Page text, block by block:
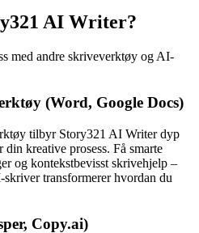
AI Writer?
med andre skriveverktøy og AI-
(Word, Google Docs)
tilbyr Story321 AI Writer dyp
kreative prosess. Få smarte
og kontekstbevisst skrivehjelp –
transformerer hvordan du
Copy.ai)